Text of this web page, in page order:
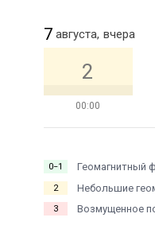
7 августа, вчера
00:00
2
0−1 Геомагнитный
2 Небольшие
3 Возмущенное